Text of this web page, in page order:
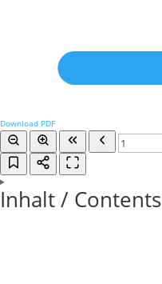
Download PDF
Inhalt / Contents